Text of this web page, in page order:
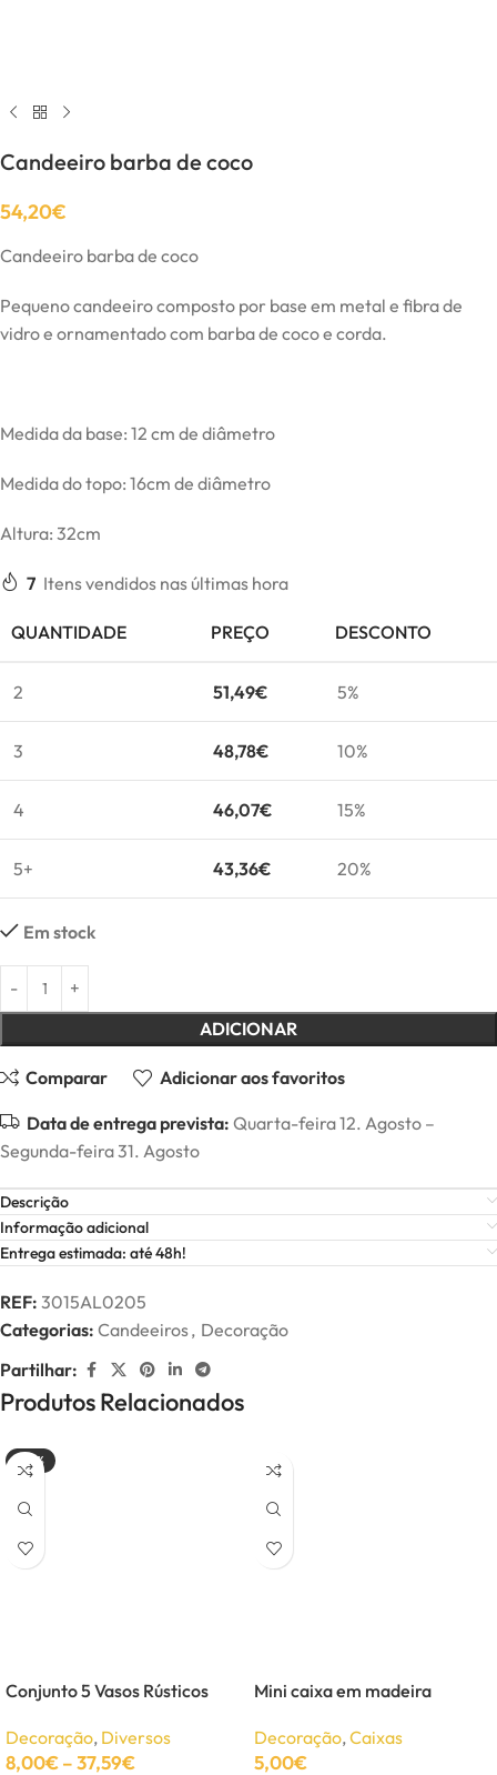
Candeeiro barba de coco
54,20€
Candeeiro barba de coco
Pequeno candeeiro composto por base em metal e fibra de
vidro e ornamentado com barba de coco e corda.
Medida da base: 12 cm de diâmetro
Medida do topo: 16cm de diâmetro
Altura: 32cm
7 Itens vendidos nas últimas hora
QUANTIDADE PREÇO DESCONTO
2 51,49€ 5%
3 48,78€ 10%
4 46,07€ 15%
5+ 43,36€ 20%
Em stock
ADICIONAR
Comparar Adicionar aos favoritos
Data de entrega prevista: Quarta-feira 12. Agosto –
Segunda-feira 31. Agosto
Descrição
Informação adicional
Entrega estimada: até 48h!
REF: 3015AL0205
Categorias: Candeeiros, Decoração
Partilhar:
Produtos Relacionados
-20%
Conjunto 5 Vasos Rústicos
Decoração, Diversos
8,00€–37,59€
Mini caixa em madeira
Decoração, Caixas
5,00€